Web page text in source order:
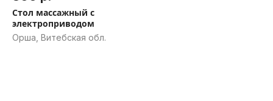
Стол массажный с
электроприводом
Орша, Витебская обл.